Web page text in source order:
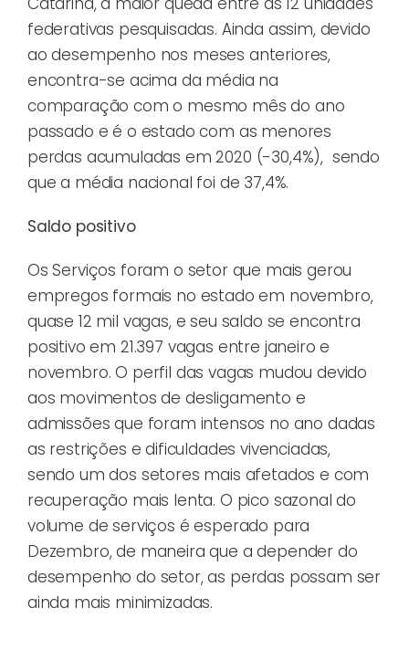
federativas pesquisadas. Ainda assim, devido
ao desempenho nos meses anteriores,
encontra-se acima da média na
comparação com o mesmo mês do ano
passado e é o estado com as menores
perdas acumuladas em 2020 (-30,4%), sendo
que a média nacional foi de 37,4%.
Saldo positivo
Os Serviços foram o setor que mais gerou
empregos formais no estado em novembro,
quase 12 mil vagas, e seu saldo se encontra
positivo em 21.397 vagas entre janeiro e
novembro. O perfil das vagas mudou devido
aos movimentos de desligamento e
admissões que foram intensos no ano dadas
as restrições e dificuldades vivenciadas,
sendo um dos setores mais afetados e com
recuperação mais lenta. O pico sazonal do
volume de serviços é esperado para
Dezembro, de maneira que a depender do
desempenho do setor, as perdas possam ser
ainda mais minimizadas.